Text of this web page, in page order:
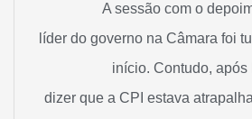
A sessão com o
líder do governo na Câmara foi
início. Contudo, após
dizer que a CPI estava